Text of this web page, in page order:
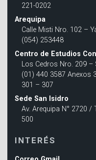
221-0202
Arequipa
Calle Misti Nro. 102 –
(054) 253448
Centro de Estudios
Los Cedros Nro. 209
(01) 440 3587 Anexos
301 – 307
Sede San Isidro
Av. Arequipa N° 2720
500
INTERÉS